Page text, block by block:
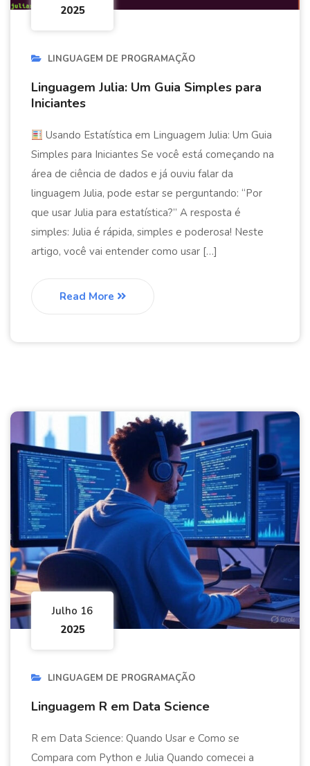
2025
LINGUAGEM DE PROGRAMAÇÃO
Linguagem Julia: Um Guia Simples para
Iniciantes
Usando Estatística em Linguagem Julia: Um Guia
Simples para Iniciantes Se você está começando na
área de ciência de dados e já ouviu falar da
linguagem Julia, pode estar se perguntando: “Por
que usar Julia para estatística?” A resposta é
simples: Julia é rápida, simples e poderosa! Neste
artigo, você vai entender como usar […]
Read More
Julho 16
2025
LINGUAGEM DE PROGRAMAÇÃO
Linguagem R em Data Science
R em Data Science: Quando Usar e Como se
Compara com Python e Julia Quando comecei a